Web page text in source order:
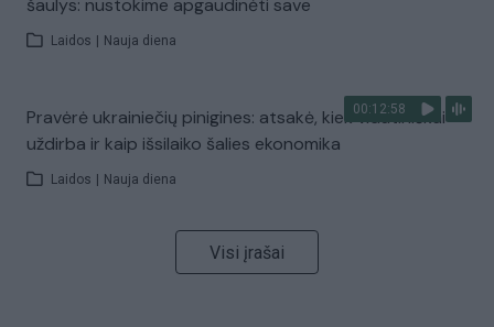
šaulys: nustokime apgaudinėti save
Laidos Nauja diena
00:12:58
Pravėrė ukrainiečių pinigines: atsakė, kiek vidutiniškai
uždirba ir kaip išsilaiko šalies ekonomika
Laidos Nauja diena
Visi įrašai